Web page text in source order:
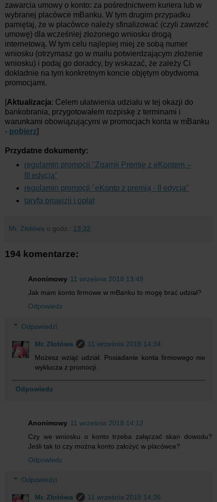
zawarcia umowy o konto: za pośrednictwem kuriera lub w
wybranej placówce mBanku. W tym drugim przypadku
pamiętaj, że w placówce należy sfinalizować (czyli zawrzeć
umowę) dla wcześniej złożonego wniosku drogą
internetową. W tym celu najlepiej miej ze sobą numer
wniosku (otrzymasz go w mailu potwierdzającym złożenie
wniosku) i podaj go doradcy, by wskazać, że zależy Ci
dokładnie na tym konkretnym koncie objętym obydwoma
promocjami.
[Aktualizacja: Celem ułatwienia udziału w tej okazji do
bankobrania, przygotowałem rozpiskę z terminami i
warunkami obowiązującymi w promocjach konta w mBanku
- pobierz]
Przydatne dokumenty:
regulamin promocji "Zgarnij Premię z eKontem –
III edycja"
regulamin promocji "eKonto z premią - II edycja"
taryfa prowizji i opłat
Mr. Złotówa o godz.: 13:32
194 komentarze:
Anonimowy 11 września 2018 13:49
Jak mam konto firmowe w mBanku to mogę brać udział?
Odpowiedz
Odpowiedzi
Mr. Złotówa
11 września 2018 14:34
Możesz wziąć udział. Posiadanie konta firmowego nie
wyklucza z promocji.
Odpowiedz
Anonimowy 11 września 2018 14:12
Czy we wniosku o konto trzeba załączać skan dowodu?
Jeśli tak to czy można konto założyć w placówce?
Odpowiedz
Odpowiedzi
Mr. Złotówa
11 września 2018 14:36